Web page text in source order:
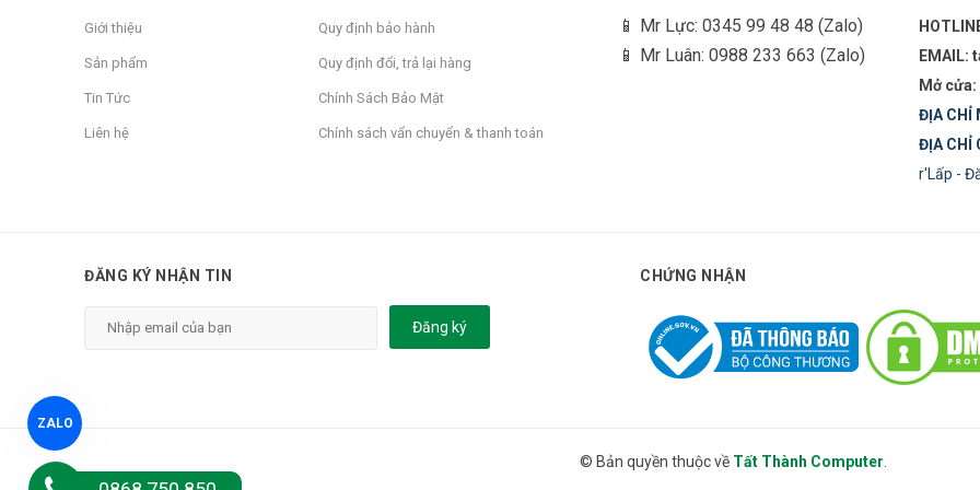
ZALO
- Camera C6N
- Hướng dẫn nhanh
Giới thiệu
Sản phẩm
Tin Tức
Liên hệ
Quy định bảo hành
Quy định đổi, trả lại hàng
Chính Sách Bảo Mật
Chính sách vẩn chuyển & thanh toán
📱 Mr Lực: 0345 99 48 48 (Zalo)
📱 Mr Luân: 0988 233 663 (Zalo)
EMAIL:
Mở cửa:
ĐỊA CHỈ
ĐỊA CHỈ
r'Lấp -
ĐĂNG KÝ NHẬN TIN
Đăng ký
CHỨNG NHẬN
© Bản quyền thuộc về Tất Thành Computer